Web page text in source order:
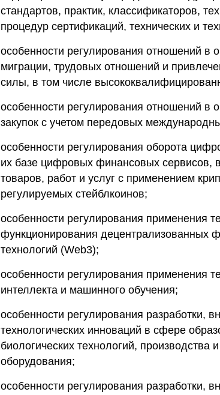
стандартов, практик, классификаторов,
процедур сертификаций, технических и
особенности регулирования отношений
миграции, трудовых отношений и
силы, в том числе
особенности регулирования отношений в
закупок с учетом передовых
особенности регулирования оборота
их базе цифровых финансовых сервисов,
товаров, работ и услуг с применением
регулируемых стейблкоинов;
особенности регулирования применения
функционирования децентрализованных
технологий (Web3);
особенности регулирования применения
интеллекта и машинного обучения;
особенности регулирования разработки,
технологических инноваций в сфере
биологических технологий, производства
оборудования;
особенности регулирования разработки,